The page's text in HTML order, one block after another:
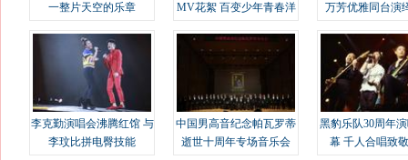
一整片天空的乐章
MV花絮 百变少年青春洋
万芳优雅同台演
李克勤演唱会沸腾红馆 与
李玟比拼电臀技能
中国男高音纪念帕瓦罗蒂
逝世十周年专场音乐会
黑豹乐队30周年
幕 千人合唱致